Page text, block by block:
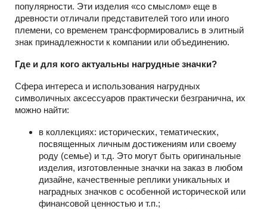
популярности. Эти изделия «со смыслом» еще в
древности отличали представителей того или иного
племени, со временем трансформировались в элитный
знак принадлежности к компании или объединению.
Где и для кого актуальны нагрудные значки?
Сфера интереса и использования нагрудных
символичных аксессуаров практически безгранична, их
можно найти:
в коллекциях: исторических, тематических,
посвященных личным достижениям или своему
роду (семье) и т.д. Это могут быть оригинальные
изделия, изготовленные значки на заказ в любом
дизайне, качественные реплики уникальных и
наградных значков с особенной исторической или
финансовой ценностью и т.п.;